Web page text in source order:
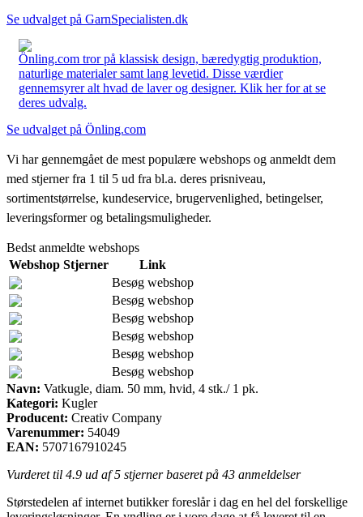
Se udvalget på GarnSpecialisten.dk
Önling.com tror på klassisk design, bæredygtig produktion,
naturlige materialer samt lang levetid. Disse værdier
gennemsyrer alt hvad de laver og designer. Klik her for at se
deres udvalg.
Se udvalget på Önling.com
Vi har gennemgået de mest populære webshops og anmeldt dem
med stjerner fra 1 til 5 ud fra bl.a. deres prisniveau,
sortimentstørrelse, kundeservice, brugervenlighed, betingelser,
leveringsformer og betalingsmuligheder.
Bedst anmeldte webshops
Webshop Stjerner
Link
Besøg webshop
Besøg webshop
Besøg webshop
Besøg webshop
Besøg webshop
Besøg webshop
Navn: Vatkugle, diam. 50 mm, hvid, 4 stk./ 1 pk.
Kategori: Kugler
Producent: Creativ Company
Varenummer: 54049
EAN: 5707167910245
Vurderet til 4.9 ud af 5 stjerner baseret på 43 anmeldelser
Størstedelen af internet butikker foreslår i dag en hel del forskellige